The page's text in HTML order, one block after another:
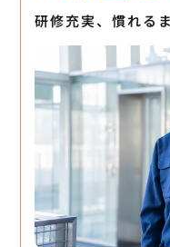
研修充実、慣れる